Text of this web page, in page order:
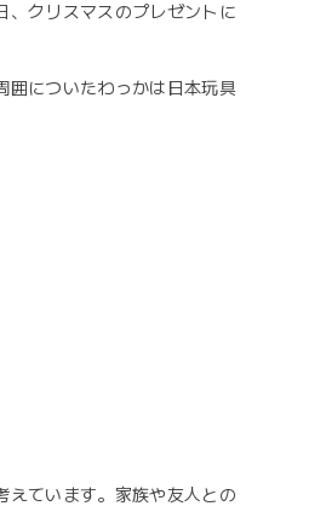
、クリスマスのプレゼントに
囲についたわっかは日本玩具
えています。家族や友人との